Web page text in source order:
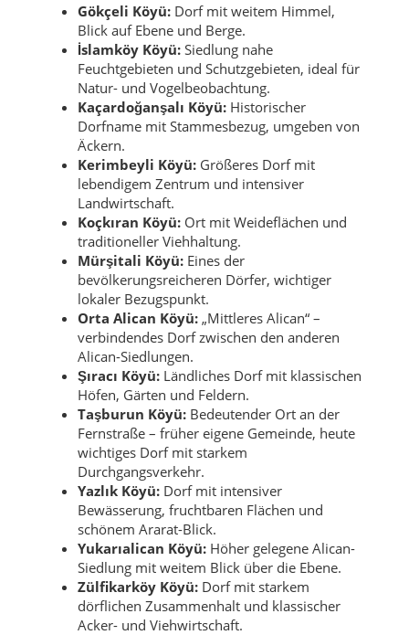
Gökçeli Köyü: Dorf mit weitem Himmel,
Blick auf Ebene und Berge.
İslamköy Köyü: Siedlung nahe
Feuchtgebieten und Schutzgebieten, ideal für
Natur- und Vogelbeobachtung.
Kaçardoğanşalı Köyü: Historischer
Dorfname mit Stammesbezug, umgeben von
Äckern.
Kerimbeyli Köyü: Größeres Dorf mit
lebendigem Zentrum und intensiver
Landwirtschaft.
Koçkıran Köyü: Ort mit Weideflächen und
traditioneller Viehhaltung.
Mürşitali Köyü: Eines der
bevölkerungsreicheren Dörfer, wichtiger
lokaler Bezugspunkt.
Orta Alican Köyü: „Mittleres Alican“ –
verbindendes Dorf zwischen den anderen
Alican-Siedlungen.
Şıracı Köyü: Ländliches Dorf mit klassischen
Höfen, Gärten und Feldern.
Taşburun Köyü: Bedeutender Ort an der
Fernstraße – früher eigene Gemeinde, heute
wichtiges Dorf mit starkem
Durchgangsverkehr.
Yazlık Köyü: Dorf mit intensiver
Bewässerung, fruchtbaren Flächen und
schönem Ararat-Blick.
Yukarıalican Köyü: Höher gelegene Alican-
Siedlung mit weitem Blick über die Ebene.
Zülfikarköy Köyü: Dorf mit starkem
dörflichen Zusammenhalt und klassischer
Acker- und Viehwirtschaft.